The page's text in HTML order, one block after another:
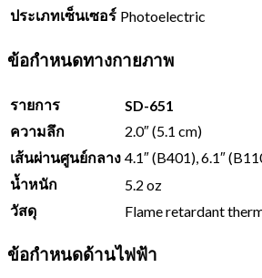
ประเภทเซ็นเซอร์ Photoelectric
ข้อกำหนดทางกายภาพ
รายการ SD-651
ความลึก
2.0″ (5.1 cm)
เส้นผ่านศูนย์กลาง 4.1″ (B401), 6.1″
น้ำหนัก
5.2 oz
วัสดุ
Flame retardant
ข้อกำหนดด้านไฟฟ้า